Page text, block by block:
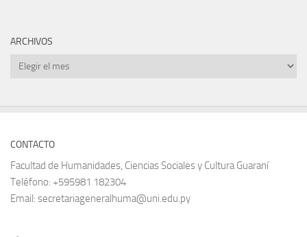
ARCHIVOS
Archivos
CONTACTO
Facultad de Humanidades, Ciencias Sociales y Cultura Guaraní
Teléfono: +595981 182304
Email: secretariageneralhuma@uni.edu.py